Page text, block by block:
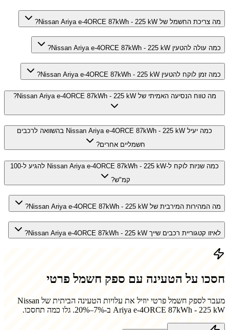
מה צריכת החשמל של Nissan Ariya e-4ORCE 87kWh - 225 kW?
כמה עולה להטעין Nissan Ariya e-4ORCE 87kWh - 225 kW?
כמה זמן לוקח להטעין Nissan Ariya e-4ORCE 87kWh - 225 kW?
מה טווח הנסיעה האמיתי של Nissan Ariya e-4ORCE 87kWh - 225 kW?
כמה יעיל Nissan Ariya e-4ORCE 87kWh - 225 kW בהשוואה לרכבים
חשמליים אחרים?
כמה שניות לוקח ל-Nissan Ariya e-4ORCE 87kWh - 225 kW להגיע ל-100
קמ"ש?
מה המהירות המירבית של Nissan Ariya e-4ORCE 87kWh - 225 kW?
לאיזו קטגוריית רכבים שייך Nissan Ariya e-4ORCE 87kWh - 225 kW?
חסכו על הטעינה עם ספק חשמל פרטי
מעבר לספק חשמל פרטי יוזיל את עלויות הטעינה הביתית של Nissan
Ariya e-4ORCE 87kWh - 225 kW ב-7%–20%. גלו כמה תחסכו.